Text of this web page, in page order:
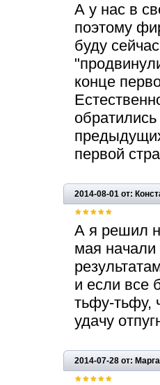
А у нас в
поэтому
буду
конце
первой
2014-08-01 от:
А я решил
мая
и если все
тьфу-тьфу,
удачу
2014-07-28 от: